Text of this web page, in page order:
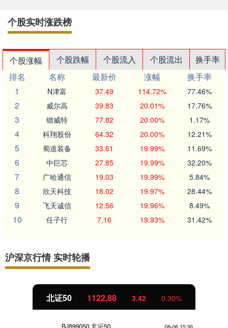
个股实时涨跌榜
个股涨幅 个股跌幅 个股流入 个股流出
换手率
排名
名称 最新价 涨幅
换手率
1
N津富 37.49 114.72% 77.46%
2 威尔高 39.83 20.01% 17.76%
3 锴威特 77.82 20.00% 1.17%
4 科翔股份 64.32 20.00% 12.21%
5 蜀道装备 33.61 19.99% 11.69%
6 中巨芯 27.85 19.99% 32.20%
7 广哈通信 19.03 19.99% 5.84%
8 欣天科技 18.02 19.97% 28.44%
9 飞天诚信 12.56 19.96% 8.49%
10 任子行 7.16 19.93% 31.42%
沪深京行情 实时轮播
北证50 1122.88 3.42 0.30%